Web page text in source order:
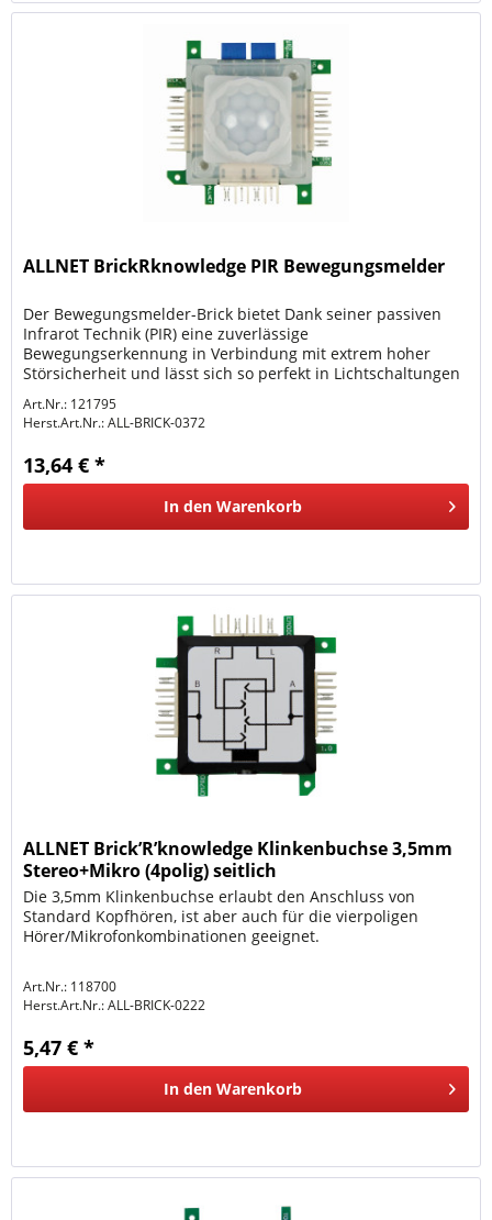
ALLNET BrickRknowledge PIR Bewegungsmelder
Der Bewegungsmelder-Brick bietet Dank seiner passiven
Infrarot Technik (PIR) eine zuverlässige
Bewegungserkennung in Verbindung mit extrem hoher
Störsicherheit und lässt sich so perfekt in Lichtschaltungen
Art.Nr.: 121795
Herst.Art.Nr.:ALL-BRICK-0372
13,64 € *
In den Warenkorb
ALLNET Brick’R’knowledge Klinkenbuchse 3,5mm
Stereo+Mikro (4polig) seitlich
Die 3,5mm Klinkenbuchse erlaubt den Anschluss von
Standard Kopfhören, ist aber auch für die vierpoligen
Hörer/Mikrofonkombinationen geeignet.
Art.Nr.: 118700
Herst.Art.Nr.:ALL-BRICK-0222
5,47 € *
In den Warenkorb